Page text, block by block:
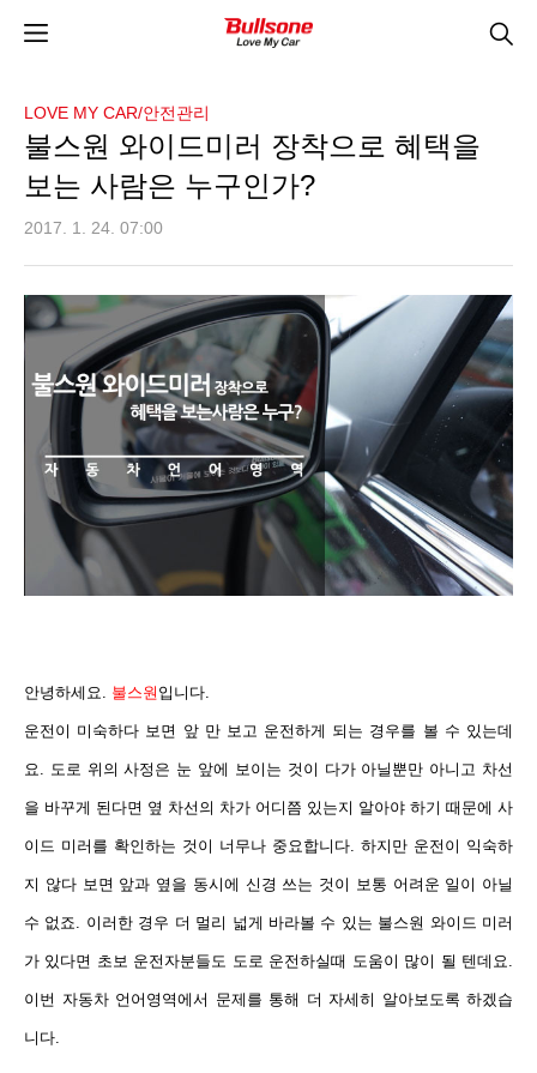
LOVE MY CAR/안전관리
불스원 와이드미러 장착으로 혜택을
보는 사람은 누구인가?
2017. 1. 24. 07:00
안녕하세요. 불스원 입니다.
운전이 미숙하다 보면 앞 만 보고 운전하게 되는 경우를 볼 수 있는데
요. 도로 위의 사정은 눈 앞에 보이는 것이 다가 아닐뿐만 아니고 차선
을 바꾸게 된다면 옆 차선의 차가 어디쯤 있는지 알아야 하기 때문에 사
이드 미러를 확인하는 것이 너무나 중요합니다. 하지만 운전이 익숙하
지 않다 보면 앞과 옆을 동시에 신경 쓰는 것이 보통 어려운 일이 아닐
수 없죠. 이러한 경우 더 멀리 넓게 바라볼 수 있는 불스원 와이드 미러
가 있다면 초보 운전자분들도 도로 운전하실때 도움이 많이 될 텐데요.
이번 자동차 언어영역에서 문제를 통해 더 자세히 알아보도록 하겠습
니다.